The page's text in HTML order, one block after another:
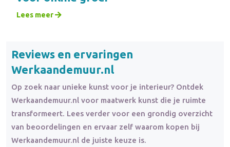
Lees meer
Reviews en ervaringen
Werkaandemuur.nl
Op zoek naar unieke kunst voor je interieur? Ontdek
Werkaandemuur.nl voor maatwerk kunst die je ruimte
transformeert. Lees verder voor een grondig overzicht
van beoordelingen en ervaar zelf waarom kopen bij
Werkaandemuur.nl de juiste keuze is.